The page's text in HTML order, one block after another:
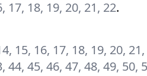
17, 18, 19, 20, 21, 22.
15, 16, 17, 18, 19, 20,
45, 46, 47, 48, 49, 50,